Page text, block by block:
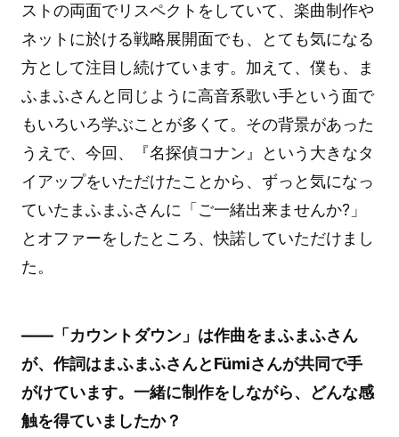
ストの両面でリスペクトをしていて、楽曲制作や
ネットに於ける戦略展開面でも、とても気になる
方として注目し続けています。加えて、僕も、ま
ふまふさんと同じように高音系歌い手という面で
もいろいろ学ぶことが多くて。その背景があった
うえで、今回、『名探偵コナン』という大きなタ
イアップをいただけたことから、ずっと気になっ
ていたまふまふさんに「ご一緒出来ませんか?」
とオファーをしたところ、快諾していただけまし
た。
――「カウントダウン」は作曲をまふまふさん
が、作詞はまふまふさんとFümiさんが共同で手
がけています。一緒に制作をしながら、どんな感
触を得ていましたか？